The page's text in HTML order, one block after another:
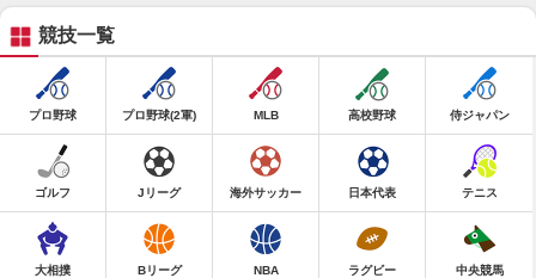
競技一覧
プロ野球 プロ野球(2軍) MLB 高校野球 侍ジャパン
ゴルフ Jリーグ 海外サッカー 日本代表 テニス
大相撲 Bリーグ NBA ラグビー 中央競馬